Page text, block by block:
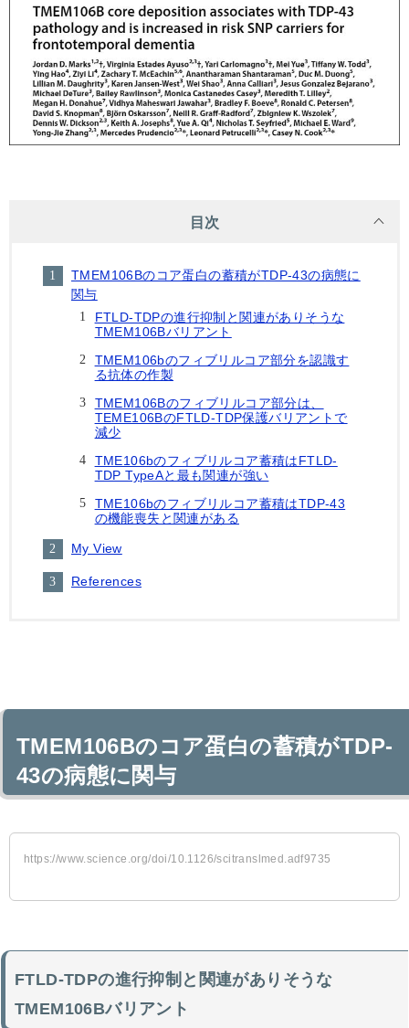
目次
TMEM106Bのコア蛋白の蓄積がTDP-43の病態に
関与
FTLD-TDPの進行抑制と関連がありそうな
TMEM106Bバリアント
TMEM106bのフィブリルコア部分を認識す
る抗体の作製
TMEM106Bのフィブリルコア部分は、
TEME106BのFTLD-TDP保護バリアントで
減少
TME106bのフィブリルコア蓄積はFTLD-
TDP TypeAと最も関連が強い
TME106bのフィブリルコア蓄積はTDP-43
の機能喪失と関連がある
My View
References
TMEM106Bのコア蛋白の蓄積がTDP-
43の病態に関与
https://www.science.org/doi/10.1126/scitranslmed.adf9735
FTLD-TDPの進行抑制と関連がありそうな
TMEM106Bバリアント